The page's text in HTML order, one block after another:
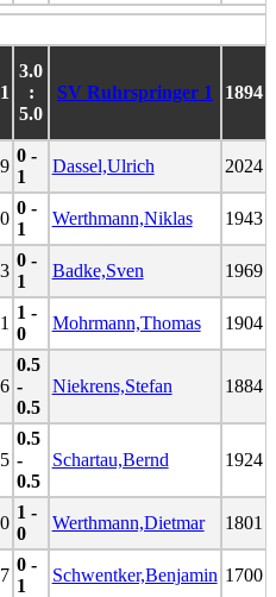
3.0
:
5.0
SV Ruhrspringer 1 1894
0 -
1
Dassel,Ulrich 2024
0 -
1
Werthmann,Niklas 1943
0 -
1
Badke,Sven 1969
1 -
0
Mohrmann,Thomas 1904
0.5
-
0.5
Niekrens,Stefan 1884
0.5
-
0.5
Schartau,Bernd 1924
1 -
0
Werthmann,Dietmar 1801
0 -
1
Schwentker,Benjamin 1700